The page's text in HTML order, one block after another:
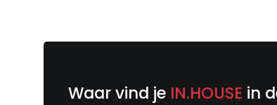
Waar vind je IN.HOUSE in